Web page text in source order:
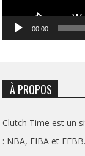
00:00
À PROPOS
Clutch Time est un
: NBA, FIBA et FFBB.